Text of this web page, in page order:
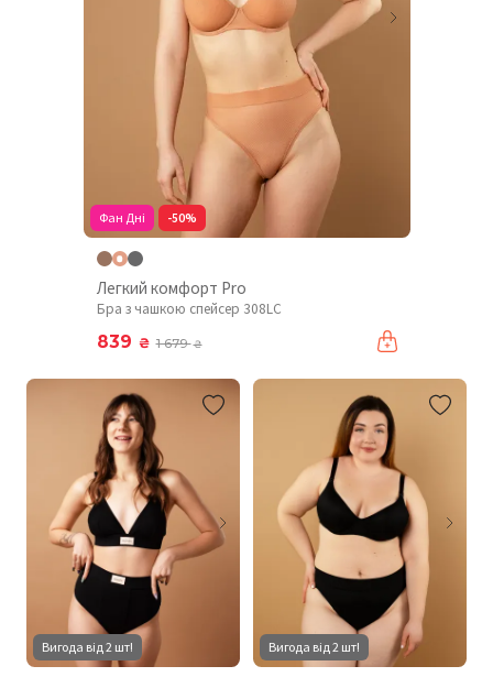
Фан Дні -50%
Легкий комфорт Pro
Бра з чашкою спейсер 308LC
839 ₴ 1 679₴
Вигода від 2 шт! Вигода від 2 шт!